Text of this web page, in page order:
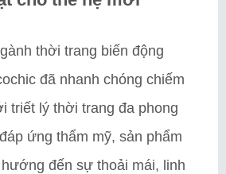
thời trang biến động
đã nhanh chóng chiếm
triết lý thời trang đa phong
ứng thẩm mỹ, sản phẩm
đến sự thoải mái, linh